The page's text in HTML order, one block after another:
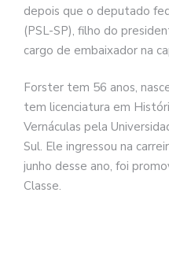
depois que o deputado
(PSL-SP), filho do
cargo de embaixador na
Forster tem 56 anos,
tem licenciatura em
Vernáculas pela
Sul. Ele ingressou na
junho desse ano, foi
Classe.